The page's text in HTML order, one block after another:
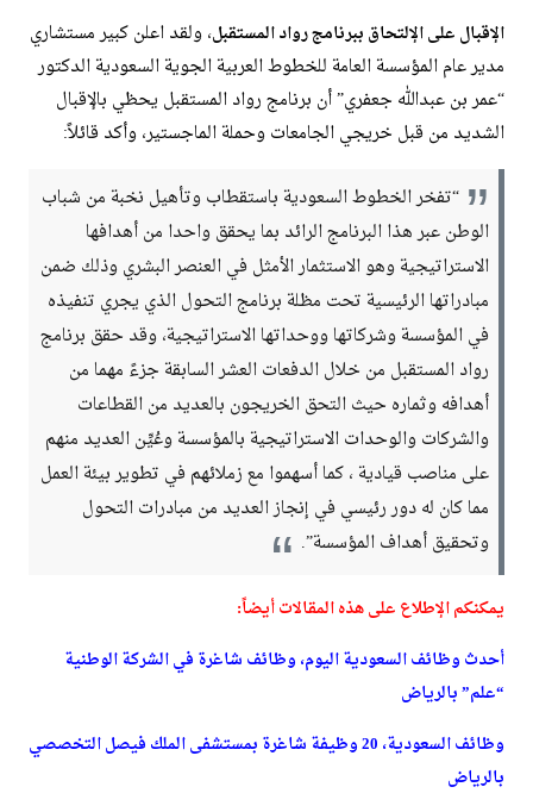
الإقبال على الإلتحاق ببرنامج رواد المستقبل، ولقد اعلن كبير مستشاري
مدير عام المؤسسة العامة للخطوط العربية الجوية السعودية الدكتور
“عمر بن عبدالله جعفري” أن برنامج رواد المستقبل يحظي بالإقبال
الشديد من قبل خريجي الجامعات وحملة الماجستير، وأكد قائلاً:
“تفخر الخطوط السعودية باستقطاب وتأهيل نخبة من شباب
الوطن عبر هذا البرنامج الرائد بما يحقق واحدا من أهدافها
الاستراتيجية وهو الاستثمار الأمثل في العنصر البشري وذلك ضمن
مبادراتها الرئيسية تحت مظلة برنامج التحول الذي يجري تنفيذه
في المؤسسة وشركاتها ووحداتها الاستراتيجية، وقد حقق برنامج
رواد المستقبل من خلال الدفعات العشر السابقة جزءً مهما من
أهدافه وثماره حيث التحق الخريجون بالعديد من القطاعات
والشركات والوحدات الاستراتيجية بالمؤسسة وعُيِّن العديد منهم
على مناصب قيادية ، كما أسهموا مع زملائهم في تطوير بيئة العمل
مما كان له دور رئيسي في إنجاز العديد من مبادرات التحول
وتحقيق أهداف المؤسسة”.
يمكنكم الإطلاع على هذه المقالات أيضاً:
أحدث وظائف السعودية اليوم، وظائف شاغرة في الشركة الوطنية
“علم” بالرياض
وظائف السعودية، 20 وظيفة شاغرة بمستشفى الملك فيصل التخصصي
بالرياض